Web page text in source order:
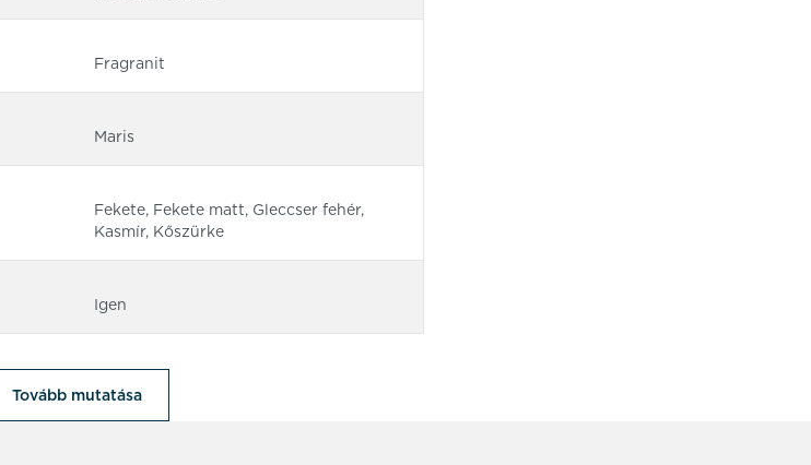
Fragranit
Maris
Fekete, Fekete matt, Gleccser fehér,
Kasmír, Kőszürke
Igen
Tovább mutatása